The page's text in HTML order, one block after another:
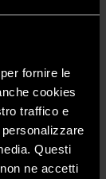
fornire le
cookies
traffico e
Questi
ne accetti
il Comunicato